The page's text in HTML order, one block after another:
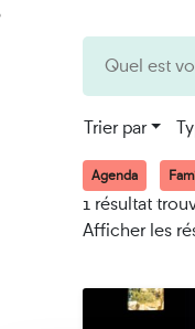
contenu
la
Trier par
Agenda
1 résultat
Afficher les